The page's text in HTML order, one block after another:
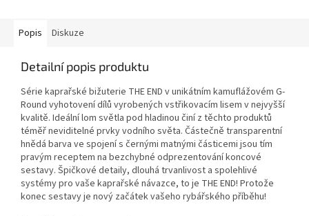
Popis Diskuze
Detailní popis produktu
Série kaprařské bižuterie THE END v unikátním kamuflážovém G-
Round vyhotovení dílů vyrobených vstřikovacím lisem v nejvyšší
kvalitě. Ideální lom světla pod hladinou činí z těchto produktů
téměř neviditelné prvky vodního světa. Částečně transparentní
hnědá barva ve spojení s černými matnými částicemi jsou tím
pravým receptem na bezchybné odprezentování koncové
sestavy. Špičkové detaily, dlouhá trvanlivost a spolehlivé
systémy pro vaše kaprařské návazce, to je THE END! Protože
konec sestavy je nový začátek vašeho rybářského příběhu!